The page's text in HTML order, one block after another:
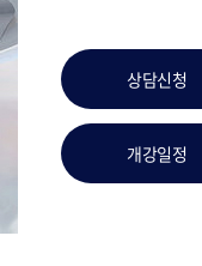
상담신청
개강일정